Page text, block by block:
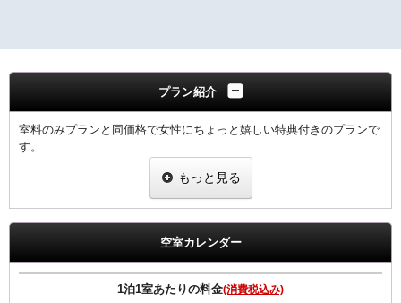
プラン紹介
室料のみプランと同価格で女性にちょっと嬉しい特典付きのプランで
す。
ヒーリング・コスメ系グッズの中から2点お選びいただけます。
※グッズ内容は予告なく変更する場合がございますのでご了承下さ
◆全客室Wi-Fi無料接続可＆加湿空気清浄機完備＆枕元にUSBコンセ
◆ＶＯＤルームシアター全室設置（約150タイトル／1日1，000
もっと見る
空室カレンダー
1泊1室あたりの料金(消費税込み)